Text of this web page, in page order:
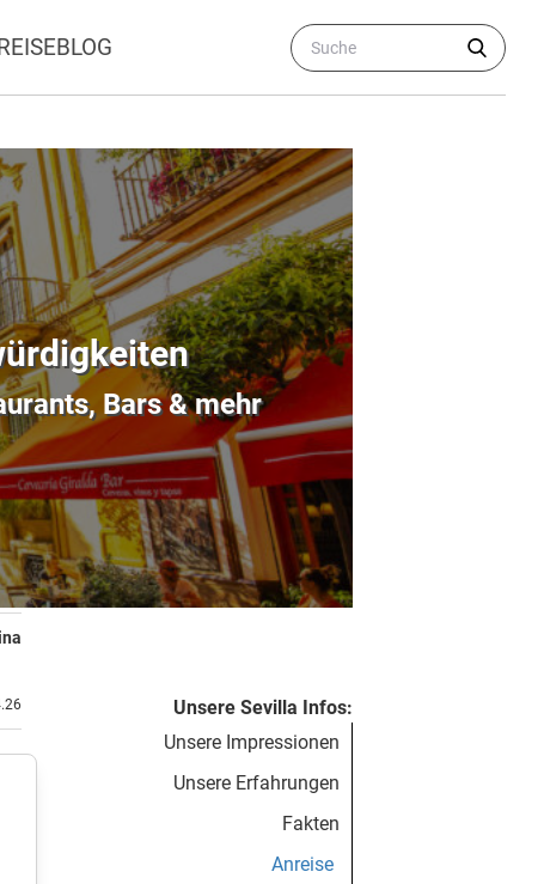
Bars & mehr
Unsere Sevilla Infos:
Unsere Impressionen
Unsere Erfahrungen
Fakten
Anreise